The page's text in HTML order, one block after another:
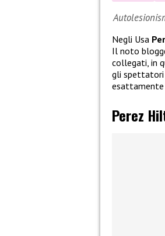
Negli Usa
Il noto
collegati, in
gli spettatori
esattamente
Perez